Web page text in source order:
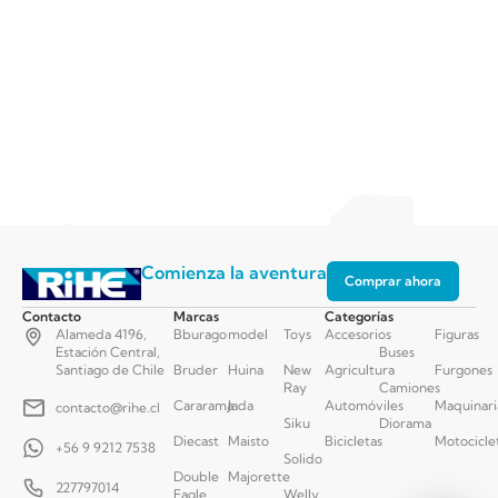
Comienza la aventura Comprar ahora
Contacto
Alameda 4196,
Estación Central,
Santiago de Chile
contacto@rihe.cl
+56 9 9212 7538
227797014
Marcas
Bburago
Bruder
Cararama
Diecast
Double
Eagle
model
Huina
Jada
Maisto
Majorette
Toys
New
Ray
Siku
Solido
Welly
Categorías
Accesorios
Agricultura
Automóviles
Bicicletas
Buses
Camiones
Diorama
Figuras
Furgones